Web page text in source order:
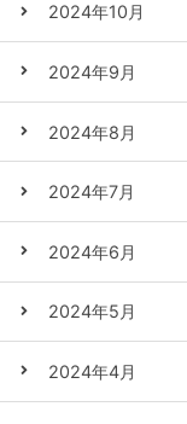
2024年10月
2024年9月
2024年8月
2024年7月
2024年6月
2024年5月
2024年4月